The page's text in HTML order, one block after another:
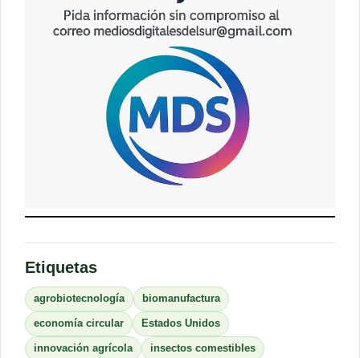
Etiquetas
agrobiotecnología biomanufactura
economía circular Estados Unidos
innovación agrícola insectos comestibles